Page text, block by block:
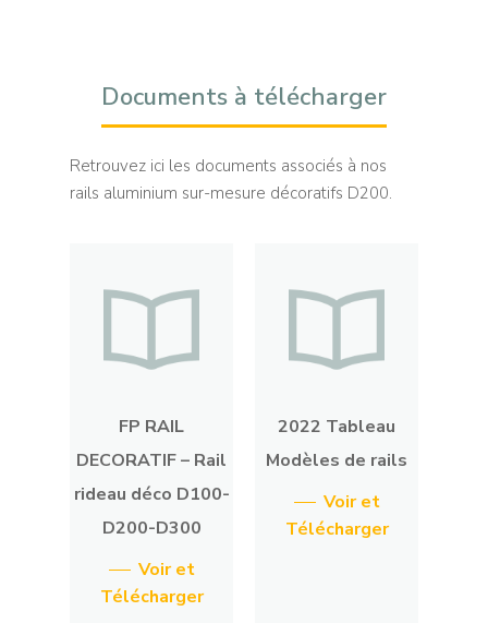
Documents à télécharger
Retrouvez ici les documents associés à nos
rails aluminium sur-mesure décoratifs D200.
FP RAIL
DECORATIF – Rail
rideau déco D100-
D200-D300
Voir et
Télécharger
2022 Tableau
Modèles de rails
Voir et
Télécharger